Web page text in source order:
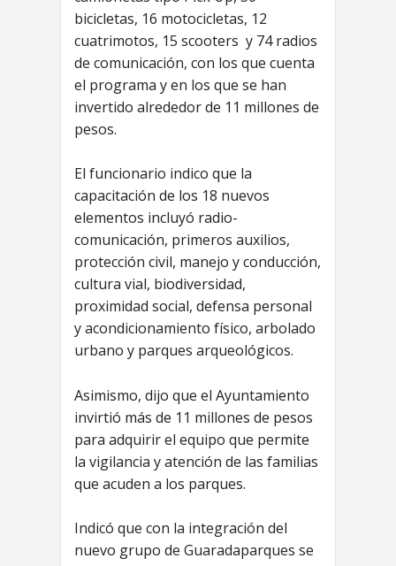
bicicletas, 16 motocicletas, 12
cuatrimotos, 15 scooters y 74 radios
de comunicación, con los que cuenta
el programa y en los que se han
invertido alrededor de 11 millones de
pesos.
El funcionario indico que la
capacitación de los 18 nuevos
elementos incluyó radio-
comunicación, primeros auxilios,
protección civil, manejo y conducción,
cultura vial, biodiversidad,
proximidad social, defensa personal
y acondicionamiento físico, arbolado
urbano y parques arqueológicos.
Asimismo, dijo que el Ayuntamiento
invirtió más de 11 millones de pesos
para adquirir el equipo que permite
la vigilancia y atención de las familias
que acuden a los parques.
Indicó que con la integración del
nuevo grupo de Guaradaparques se